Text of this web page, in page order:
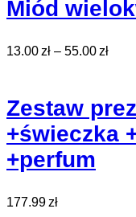
Miód
13.00zł – 55.00zł
Zestaw
+świeczka
+perfum
177.99zł